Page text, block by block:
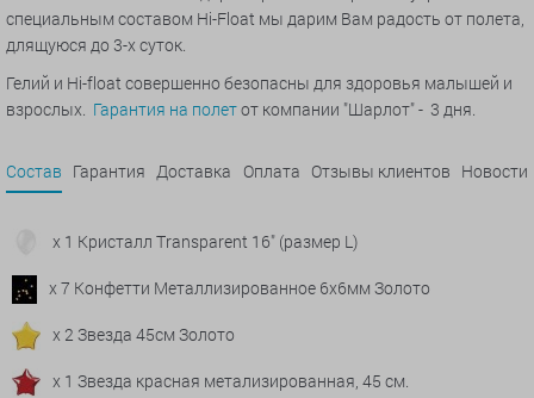
специальным составом Hi-Float мы дарим Вам радость от полета,
длящуюся до 3-х суток.
Гелий и Hi-float совершенно безопасны для здоровья малышей и
взрослых. Гарантия на полетот компании "Шарлот" - 3 дня.
Состав Гарантия Доставка Оплата Отзывы клиентов Новости
x 1 Кристалл Transparent 16" (размер L)
x 7 Конфетти Металлизированное 6х6мм Золото
x 2 Звезда 45см Золото
x 1 Звезда красная метализированная, 45 см.